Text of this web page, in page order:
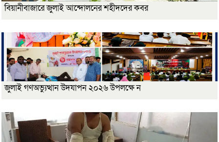
বিয়ানীবাজারে জুলাই আন্দোলনের শহীদদের কবর
জুলাই গণঅভ্যুত্থান উদযাপন ২০২৬ উপলক্ষে ন